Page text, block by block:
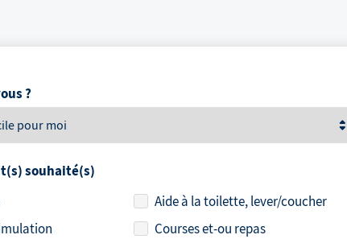
?
souhaité(s)
Aide à la toilette, lever/coucher
Courses et-ou repas